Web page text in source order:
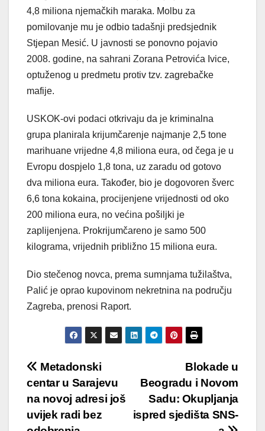
4,8 miliona njemačkih maraka. Molbu za
pomilovanje mu je odbio tadašnji predsjednik
Stjepan Mesić. U javnosti se ponovno pojavio
2008. godine, na sahrani Zorana Petrovića Ivice,
optuženog u predmetu protiv tzv. zagrebačke
mafije.
USKOK-ovi podaci otkrivaju da je kriminalna
grupa planirala krijumčarenje najmanje 2,5 tone
marihuane vrijedne 4,8 miliona eura, od čega je u
Evropu dospjelo 1,8 tona, uz zaradu od gotovo
dva miliona eura. Također, bio je dogovoren šverc
6,6 tona kokaina, procijenjene vrijednosti od oko
200 miliona eura, no većina pošiljki je
zaplijenjena. Prokrijumčareno je samo 500
kilograma, vrijednih približno 15 miliona eura.
Dio stečenog novca, prema sumnjama tužilaštva,
Palić je oprao kupovinom nekretnina na području
Zagreba, prenosi Raport.
Post
navigation
Blokade u
Beogradu i Novom
Sadu: Okupljanja
ispred sjedišta SNS-
Metadonski
centar u Sarajevu
na novoj adresi još
uvijek radi bez